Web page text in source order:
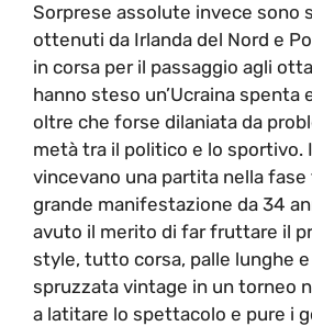
Sorprese assolute invece sono
ottenuti da Irlanda del Nord e
in corsa per il passaggio agli
hanno steso un’Ucraina spenta
oltre che forse dilaniata da
metà tra il politico e lo sportivo.
vincevano una partita nella fase
grande manifestazione da 34
avuto il merito di far fruttare il
style, tutto corsa, palle lunghe
spruzzata vintage in un torneo
a latitare lo spettacolo e pure i